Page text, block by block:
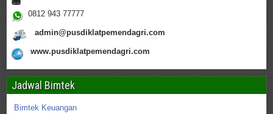
0812 943 77777
admin@pusdiklatpemendagri.com
www.pusdiklatpemendagri.com
Jadwal Bimtek
Bimtek Keuangan